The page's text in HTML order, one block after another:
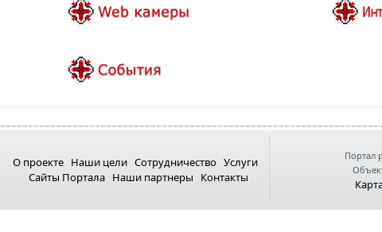
О проекте Наши цели Сотрудничество Услуги
Сайты Портала Наши партнеры Контакты
Портал